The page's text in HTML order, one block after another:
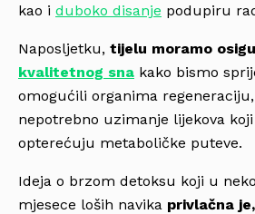
kao i duboko disanje podupiru
Naposljetku, tijelu moramo
kvalitetnog sna kako bismo
omogućili organima
nepotrebno uzimanje lijekova
opterećuju metaboličke puteve.
Ideja o brzom detoksu koji u
mjesece loših navika privlačna